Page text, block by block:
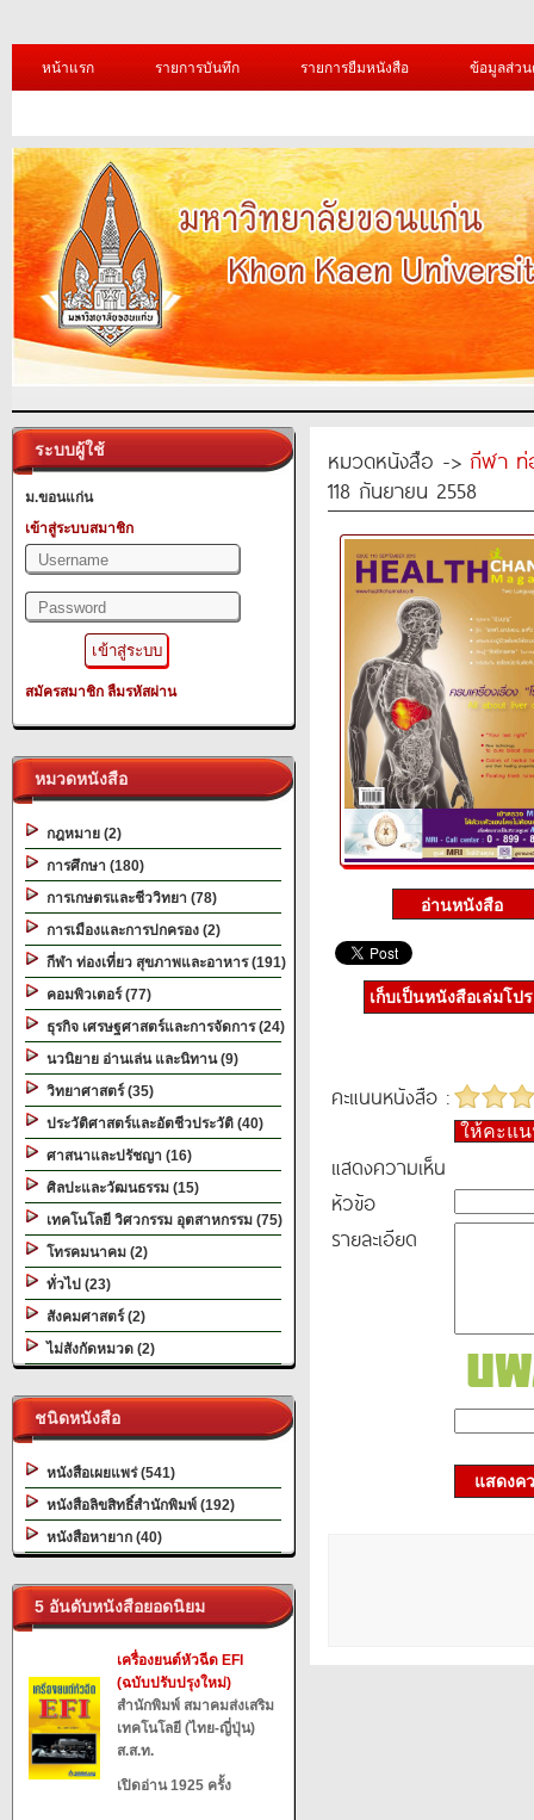
หน้าแรก รายการบันทึก รายการยืมหนังสือ ข้อมูลส่ว
ระบบผู้ใช้
ม.ขอนแก่น
เข้าสู่ระบบสมาชิก
สมัครสมาชิก ลืมรหัสผ่าน
หมวดหนังสือ
กฎหมาย (2)
การศึกษา (180)
การเกษตรและชีววิทยา (78)
การเมืองและการปกครอง (2)
กีฬา ท่องเที่ยว สุขภาพและอาหาร (191)
คอมพิวเตอร์ (77)
ธุรกิจ เศรษฐศาสตร์และการจัดการ (24)
นวนิยาย อ่านเล่น และนิทาน (9)
วิทยาศาสตร์ (35)
ประวัติศาสตร์และอัตชีวประวัติ (40)
ศาสนาและปรัชญา (16)
ศิลปะและวัฒนธรรม (15)
เทคโนโลยี วิศวกรรม อุตสาหกรรม (75)
โทรคมนาคม (2)
ทั่วไป (23)
สังคมศาสตร์ (2)
ไม่สังกัดหมวด (2)
ชนิดหนังสือ
หนังสือเผยแพร่ (541)
หนังสือลิขสิทธิ์สำนักพิมพ์ (192)
หนังสือหายาก (40)
5 อันดับหนังสือยอดนิยม
เครื่องยนต์หัวฉีด EFI
(ฉบับปรับปรุงใหม่)
สำนักพิมพ์ สมาคมส่งเสริม
เทคโนโลยี (ไทย-ญี่ปุ่น)
ส.ส.ท.
เปิดอ่าน 1925 ครั้ง
หมวดหนังสือ -> กีฬา ท่
118 กันยายน 2558
เก็บเป็นหนังสือเล่มโป
คะแนนหนังสือ :
ให้คะแ
แสดงความเห็น
หัวข้อ
รายละเอียด
แสดงค